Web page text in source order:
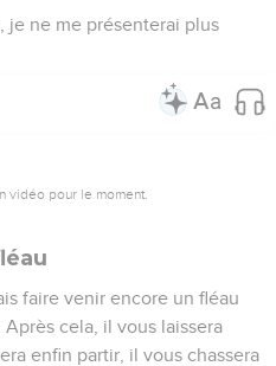
je ne me présenterai plus
vidéo pour le moment.
faire venir encore un fléau
cela, il vous laissera
enfin partir, il vous chassera